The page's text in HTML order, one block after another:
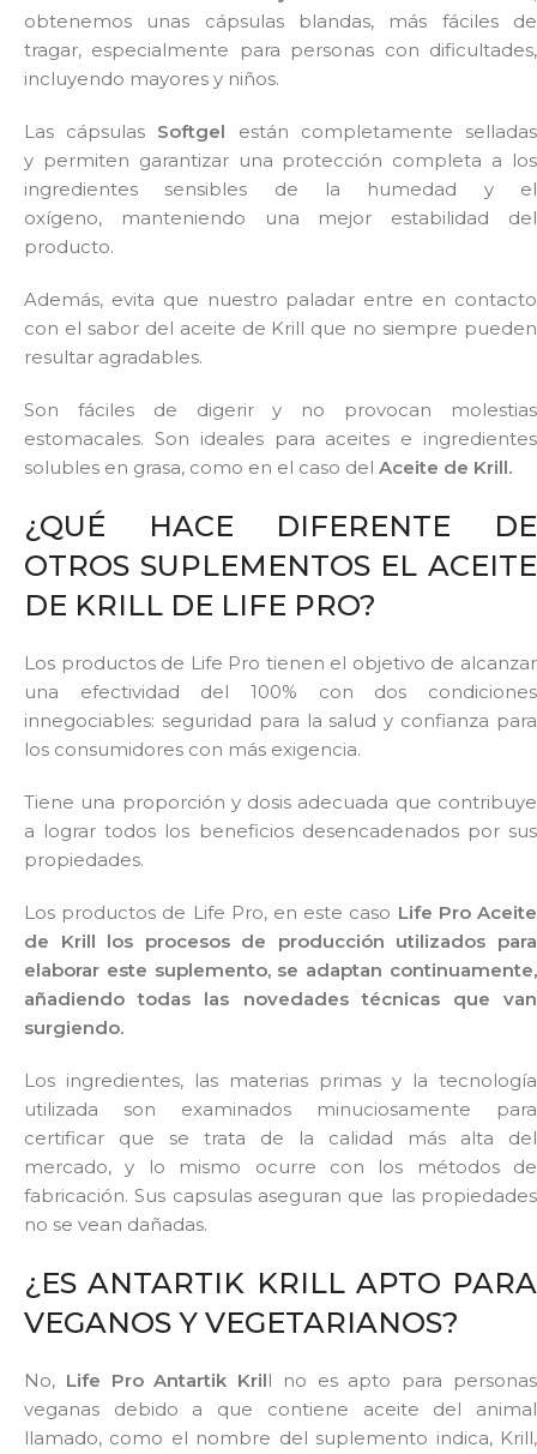
obtenemos unas cápsulas blandas, más fáciles de
tragar, especialmente para personas con dificultades,
incluyendo mayores y niños.
Las cápsulas Softgel están completamente selladas
y permiten garantizar una protección completa a los
ingredientes sensibles de la humedad y el
oxígeno, manteniendo una mejor estabilidad del
producto.
Además, evita que nuestro paladar entre en contacto
con el sabor del aceite de Krill que no siempre pueden
resultar agradables.
Son fáciles de digerir y no provocan molestias
estomacales. Son ideales para aceites e ingredientes
solubles en grasa, como en el caso del Aceite de Krill.
¿QUÉ HACE DIFERENTE DE
OTROS SUPLEMENTOS EL ACEITE
DE KRILL DE LIFE PRO?
Los productos de Life Pro tienen el objetivo de alcanzar
una efectividad del 100% con dos condiciones
innegociables: seguridad para la salud y confianza para
los consumidores con más exigencia.
Tiene una proporción y dosis adecuada que contribuye
a lograr todos los beneficios desencadenados por sus
propiedades.
Los productos de Life Pro, en este caso Life Pro Aceite
de Krill los procesos de producción utilizados para
elaborar este suplemento, se adaptan continuamente,
añadiendo todas las novedades técnicas que van
surgiendo.
Los ingredientes, las materias primas y la tecnología
utilizada son examinados minuciosamente para
certificar que se trata de la calidad más alta del
mercado, y lo mismo ocurre con los métodos de
fabricación. Sus capsulas aseguran que las propiedades
no se vean dañadas.
¿ES ANTARTIK KRILL APTO PARA
VEGANOS Y VEGETARIANOS?
No, Life Pro Antartik Krill no es apto para personas
veganas debido a que contiene aceite del animal
llamado, como el nombre del suplemento indica, Krill,